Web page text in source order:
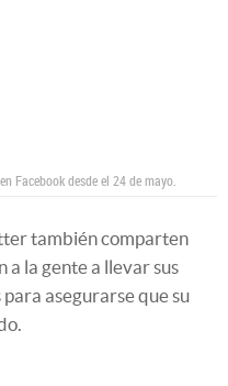
Facebook desde el 24 de mayo.
también comparten
a la gente a llevar sus
asegurarse que su